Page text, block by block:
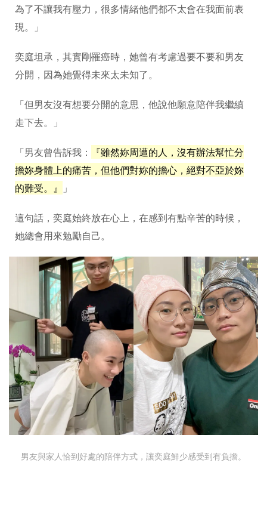
為了不讓我有壓力，很多情緒他們都不太會在我面前表
現。」
奕庭坦承，其實剛罹癌時，她曾有考慮過要不要和男友
分開，因為她覺得未來太未知了。
「但男友沒有想要分開的意思，他說他願意陪伴我繼續
走下去。」
「男友曾告訴我：
『雖然妳周遭的人，沒有辦法幫忙分
擔妳身體上的痛苦，但他們對妳的擔心，絕對不亞於妳
的難受。』
」
這句話，奕庭始終放在心上，在感到有點辛苦的時候，
她總會用來勉勵自己。
男友與家人恰到好處的陪伴方式，讓奕庭鮮少感受到有負擔。